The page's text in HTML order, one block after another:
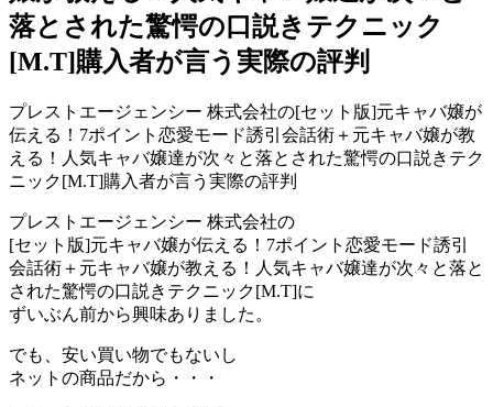
落とされた驚愕の口説きテクニック
[M.T]購入者が言う実際の評判
プレストエージェンシー 株式会社の[セット版]元キャバ嬢が
伝える！7ポイント恋愛モード誘引会話術＋元キャバ嬢が教
える！人気キャバ嬢達が次々と落とされた驚愕の口説きテク
ニック[M.T]購入者が言う実際の評判
プレストエージェンシー 株式会社の
[セット版]元キャバ嬢が伝える！7ポイント恋愛モード誘引
会話術＋元キャバ嬢が教える！人気キャバ嬢達が次々と落と
された驚愕の口説きテクニック[M.T]に
ずいぶん前から興味ありました。
でも、安い買い物でもないし
ネットの商品だから・・・